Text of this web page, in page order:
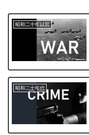
昭和二十年以前
昭和二十年代